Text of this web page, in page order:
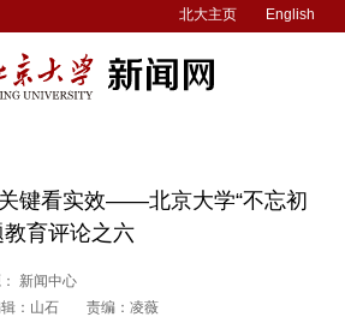
北大主页 English
关键看实效——北京大学“不忘初
育评论之六
新闻中心
：山石 责编：凌薇